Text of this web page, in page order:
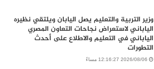
وزير التربية والتعليم يصل اليابان ويلتقي نظيره
الياباني لاستعراض نجاحات التعاون المصري
الياباني في التعليم والاطلاع على أحدث
التطورات
2026/08/06 12:16:27 مساءً